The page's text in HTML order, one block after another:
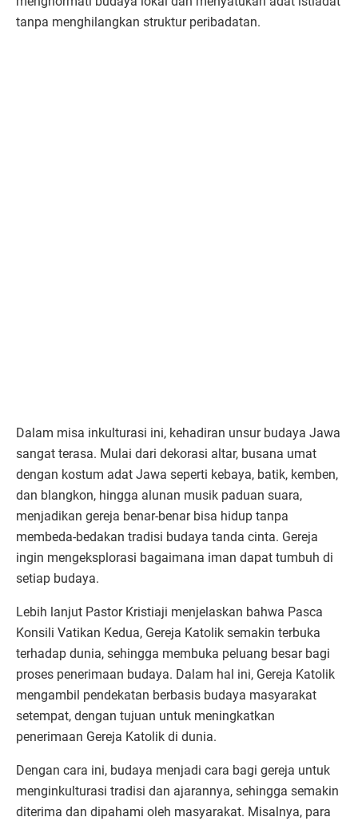
tanpa menghilangkan struktur peribadatan.
Dalam misa inkulturasi ini, kehadiran unsur budaya Jawa
sangat terasa. Mulai dari dekorasi altar, busana umat
dengan kostum adat Jawa seperti kebaya, batik, kemben,
dan blangkon, hingga alunan musik paduan suara,
menjadikan gereja benar-benar bisa hidup tanpa
membeda-bedakan tradisi budaya tanda cinta. Gereja
ingin mengeksplorasi bagaimana iman dapat tumbuh di
setiap budaya.
Lebih lanjut Pastor Kristiaji menjelaskan bahwa Pasca
Konsili Vatikan Kedua, Gereja Katolik semakin terbuka
terhadap dunia, sehingga membuka peluang besar bagi
proses penerimaan budaya. Dalam hal ini, Gereja Katolik
mengambil pendekatan berbasis budaya masyarakat
setempat, dengan tujuan untuk meningkatkan
penerimaan Gereja Katolik di dunia.
Dengan cara ini, budaya menjadi cara bagi gereja untuk
menginkulturasi tradisi dan ajarannya, sehingga semakin
diterima dan dipahami oleh masyarakat. Misalnya, para